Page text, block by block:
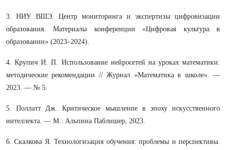
3. НИУ ВШЭ. Центр мониторинга и экспертизы цифровизации
образования. Материалы конференции «Цифровая культура в
образовании» (2023–2024).
4. Крупич И. П. Использование нейросетей на уроках математики:
методические рекомендации // Журнал «Математика в школе». —
2023. — № 5.
5. Поллатт Дж. Критическое мышление в эпоху искусственного
интеллекта. — М.: Альпина Паблишер, 2023.
6. Скалкова Я. Технологизация обучения: проблемы и перспективы.